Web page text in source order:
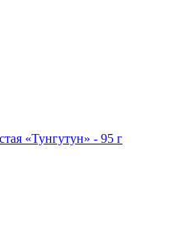
«Тунгутун» - 95 г